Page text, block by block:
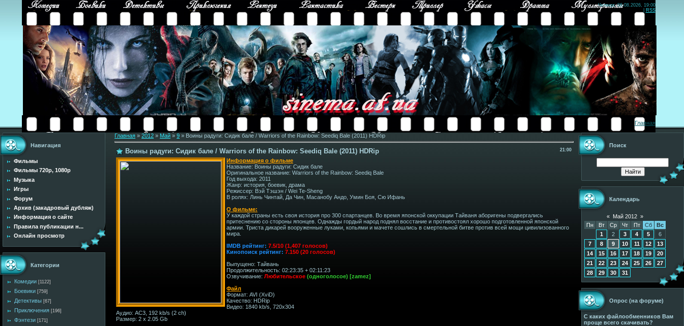
Четверг, 06.08.2026, 19:00
RSS
Главная
Навигация
Фильмы
Фильмы 720p, 1080p
Музыка
Игры
Форум
Архив (закадровый дубляж)
Информация о сайте
Правила публикации н...
Онлайн просмотр
Категории
Комедии [1122]
Боевики [759]
Детективы [67]
Приключения [196]
Фэнтези [171]
Главная » 2012 » Май » 9 » Воины радуги: Сидик бале / Warriors of the Rainbow: Seediq Bale (2011) HDRip
21:00
Воины радуги: Сидик бале / Warriors of the Rainbow: Seediq Bale (2011) HDRip
Информация о фильме
Название: Воины радуги: Сидик бале
Оригинальное название: Warriors of the Rainbow: Seediq Bale
Год выхода: 2011
Жанр: история, боевик, драма
Режиссер: Вэй Тэшэн / Wei Te-Sheng
В ролях: Линь Чинтай, Да Чин, Масанобу Андо, Умин Боя, Сю Ифань
О фильме:
У каждой страны есть своя история про 300 спартанцев. Во время японской оккупации Тайваня аборигены подвергались
притеснению со стороны японцев. Однажды гордый народ поднял восстание и противостоял хорошо подготовленной японской
армии. Триста дикарей вооруженные луками, копьями и мачете сошлись в смертельной битве против всей мощи цивилизованного
мира.
IMDB рейтинг: 7.5/10 (1,407 голосов)
Кинопоиск рейтинг: 7.150 (20 голосов)
Выпущено: Тайвань
Продолжительность: 02:23:35 + 02:11:23
Озвучивание: Любительское (одноголосое) [zamez]
Файл
Формат: AVI (XviD)
Качество: HDRip
Видео: 1840 kb/s, 720x304
Аудио: AC3, 192 kb/s (2 ch)
Размер: 2 x 2.05 Gb
Поиск
Календарь
« Май 2012 »
Пн
Вт Ср Чт Пт Сб
Вс
1
2 3 4 5
6
7
8 9 10 11 12
13
14
15 16 17 18 19
20
21
22 23 24 25 26
27
28
29 30 31
Опрос (на форуме)
С каких файлообменников Вам
проще всего скачивать?